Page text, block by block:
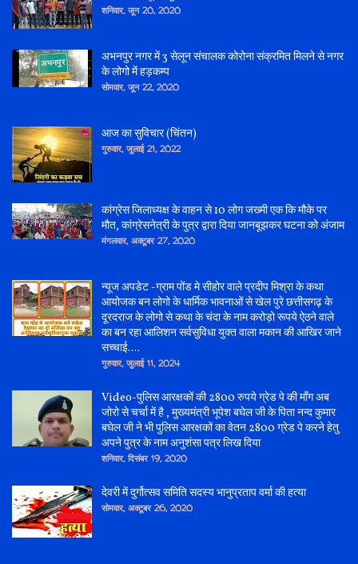
शनिवार, जून 20, 2020
अभनपुर नगर में 3 सेलून संचालक कोरोना संक्रमित मिलने से नगर
के लोगो में हड़कम्प
सोमवार, जून 22, 2020
आज का सुविचार (चिंतन)
गुरुवार, जुलाई 21, 2022
कांग्रेस जिलाध्यक्ष के वाहन से 10 लोग जख्मी एक कि मौके पर
मौत, कांग्रेसनेत्री के पुत्र द्वारा दिया जानबूझकर घटना को अंजाम
मंगलवार, अक्टूबर 27, 2020
न्यूज अपडेट -ग्राम पोंड मे सीहोर वाले प्रदीप मिश्रा के कथा
आयोजक बन लोगो के धार्मिक भावनाओं से खेल पुरे छत्तीसगढ़ के
दूरदराज के लोगो से कथा के चंदा के नाम करोड़ो रूपये ऐठने वाले
का बन रहा आलिशन सर्वसुविधा युक्त वाला मकान की आखिर जाने
सच्चाई....
गुरुवार, जुलाई 11, 2024
Video-पुलिस आरक्षकों की 2800 रुपये ग्रेड पे की माँग अब
जोरो से चर्चा में है , मुख्यमंत्री भूपेश बघेल जी के पिता नन्द कुमार
बघेल जी ने भी पुलिस आरक्षकों का वेतन 2800 ग्रेड पे करने हेतु
अपने पुत्र के नाम अनुशंसा पत्र लिख दिया
शनिवार, दिसंबर 19, 2020
देवरी में दुर्गोत्सव समिति सदस्य भानुप्रताप वर्मा की हत्या
सोमवार, अक्टूबर 26, 2020